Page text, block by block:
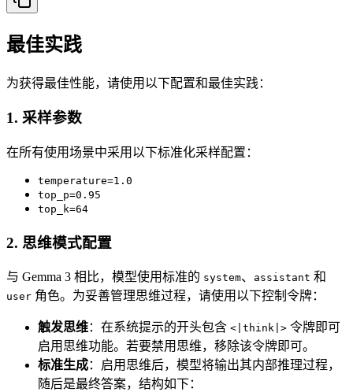
最佳实践
为获得最佳性能，请使用以下配置和最佳实践：
1. 采样参数
在所有使用场景中采用以下标准化采样配置：
temperature=1.0
top_p=0.95
top_k=64
2. 思维模式配置
与 Gemma 3 相比，模型使用标准的 system、 assistant 和
user 角色。为妥善管理思维过程，请使用以下控制令牌：
触发思维：在系统提示的开头包含 <|think|> 令牌即可
启用思维功能。若要禁用思维，移除该令牌即可。
标准生成：启用思维后，模型将输出其内部推理过程，
随后是最终答案，结构如下：